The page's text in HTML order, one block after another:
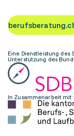
Eine Dienstleistung des
Unterstützung des
In Zusammenarbeit mit: